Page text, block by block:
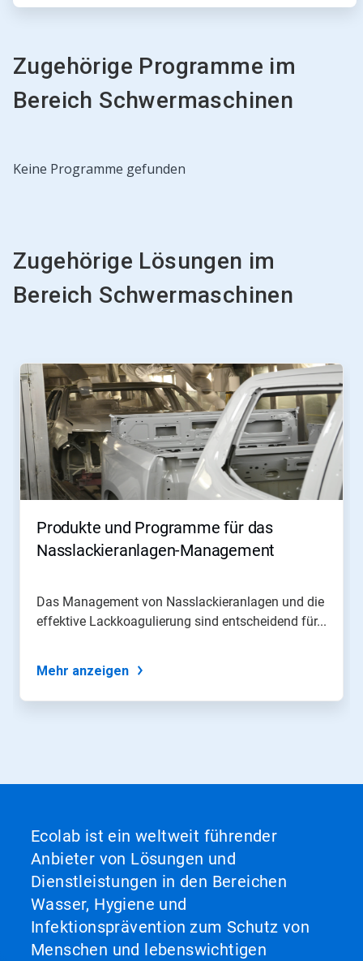
Zugehörige Programme im
Bereich Schwermaschinen
Keine Programme gefunden
Zugehörige Lösungen im
Bereich Schwermaschinen
Produkte und Programme für das
Nasslackieranlagen-Management
Das Management von Nasslackieranlagen und die
effektive Lackkoagulierung sind entscheidend für...
Mehr anzeigen
Ecolab ist ein weltweit führender
Anbieter von Lösungen und
Dienstleistungen in den Bereichen
Wasser, Hygiene und
Infektionsprävention zum Schutz von
Menschen und lebenswichtigen